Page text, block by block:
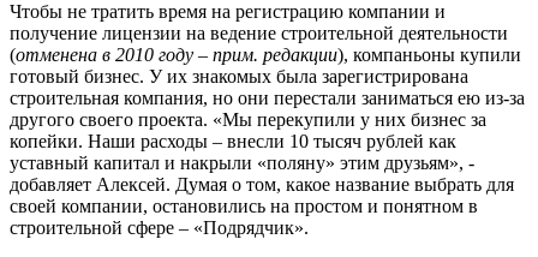
Чтобы не тратить время на регистрацию компании и
получение лицензии на ведение строительной деятельности
(отменена в 2010 году – прим. редакции), компаньоны купили
готовый бизнес. У их знакомых была зарегистрирована
строительная компания, но они перестали заниматься ею из-за
другого своего проекта. «Мы перекупили у них бизнес за
копейки. Наши расходы – внесли 10 тысяч рублей как
уставный капитал и накрыли «поляну» этим друзьям», -
добавляет Алексей. Думая о том, какое название выбрать для
своей компании, остановились на простом и понятном в
строительной сфере – «Подрядчик».